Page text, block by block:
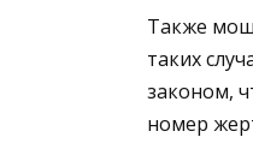
Также
таких
законом,
номер